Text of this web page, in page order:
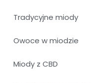
Tradycyjne miody
Owoce w miodzie
Miody z CBD